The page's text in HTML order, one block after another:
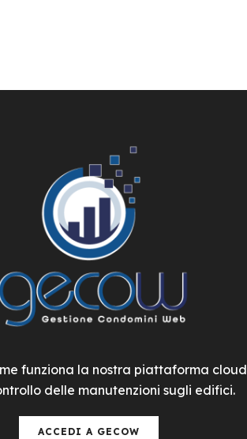
funziona la nostra piattaforma cloud
delle manutenzioni sugli edifici.
ACCEDI A GECOW